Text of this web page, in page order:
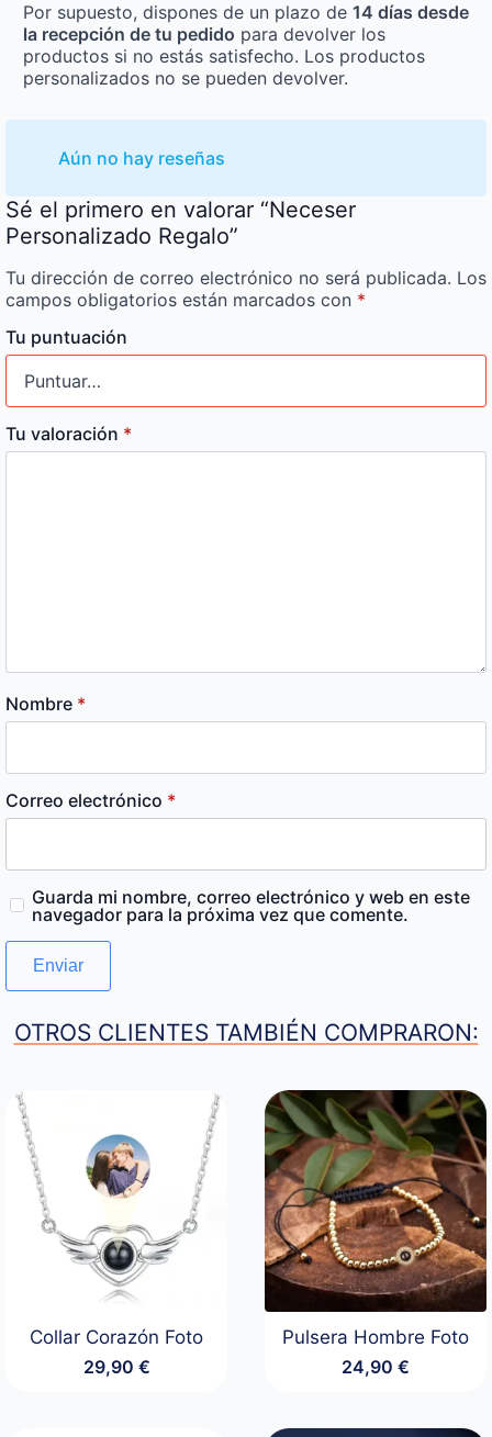
Por supuesto, dispones de un plazo de 14 días desde
la recepción de tu pedido para devolver los
productos si no estás satisfecho. Los productos
personalizados no se pueden devolver.
Aún no hay reseñas
Sé el primero en valorar “Neceser
Personalizado Regalo”
Tu dirección de correo electrónico no será publicada. Los
campos obligatorios están marcados con *
Tu puntuación
Tu valoración *
Nombre *
Correo electrónico *
Guarda mi nombre, correo electrónico y web en este
navegador para la próxima vez que comente.
OTROS CLIENTES TAMBIÉN COMPRARON:
Collar Corazón Foto
29,90 €
Pulsera Hombre Foto
24,90 €